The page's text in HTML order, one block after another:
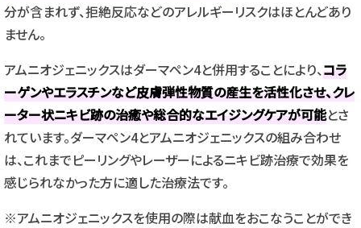
分が含まれず、拒絶反応などのアレルギーリスクはほとんどあり
ません。
アムニオジェニックスはダーマペン4と併用することにより、コラ
ーゲンやエラスチンなど皮膚弾性物質の産生を活性化させ、クレ
ーター状ニキビ跡の治癒や総合的なエイジングケアが可能とさ
れています。ダーマペン4とアムニオジェニックスの組み合わせ
は、これまでピーリングやレーザーによるニキビ跡治療で効果を
感じられなかった方に適した治療法です。
※アムニオジェニックスを使用の際は献血をおこなうことができ